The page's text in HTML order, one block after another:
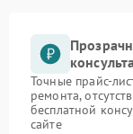
Точные прайс-
ремонта,
бесплатной
сайте